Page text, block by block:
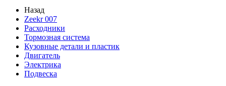
Назад
Zeekr 007
Расходники
Тормозная система
Кузовные детали и пластик
Двигатель
Электрика
Подвеска